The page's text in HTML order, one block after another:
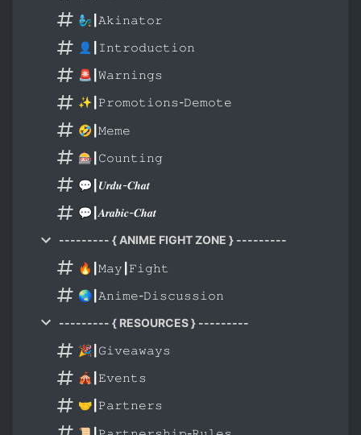
🧞‍♂️┃𝙰𝚔𝚒𝚗𝚊𝚝𝚘𝚛
👤┃𝙸𝚗𝚝𝚛𝚘𝚍𝚞𝚌𝚝𝚒𝚘𝚗
🚨┃𝚆𝚊𝚛𝚗𝚒𝚗𝚐𝚜
✨┃𝙿𝚛𝚘𝚖𝚘𝚝𝚒𝚘𝚗𝚜-𝙳𝚎𝚖𝚘𝚝𝚎
🤣┃𝙼𝚎𝚖𝚎
🎰┃𝙲𝚘𝚞𝚗𝚝𝚒𝚗𝚐
💬┃𝑼𝒓𝒅𝒖-𝑪𝒉𝒂𝒕
💬┃𝑨𝒓𝒂𝒃𝒊𝒄-𝑪𝒉𝒂𝒕
--------- { ANIME FIGHT ZONE } ---------
🔥┃𝙼𝚊𝚢┃𝙵𝚒𝚐𝚑𝚝
🌏┃𝙰𝚗𝚒𝚖𝚎-𝙳𝚒𝚜𝚌𝚞𝚜𝚜𝚒𝚘𝚗
--------- { RESOURCES } ---------
🎉┃𝙶𝚒𝚟𝚎𝚊𝚠𝚊𝚢𝚜
🎪┃𝙴𝚟𝚎𝚗𝚝𝚜
🤝┃𝙿𝚊𝚛𝚝𝚗𝚎𝚛𝚜